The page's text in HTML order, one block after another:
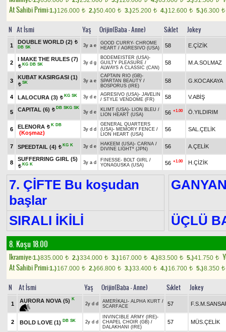
At Sahibi Primi:1.)126.000 t 2.)50.400 t 3.)25.200 t 4.)12.600 t 5.)6.300 t
N At İsmi Yaş Orijin(Baba - Anne) Sıklet Jokey
1
DOUBLE WORLD (2) t
DB SK 3y a e GOOD CURRY- CHROME
HEART / AGRESIVO (USA) 58 E.ÇİZİK
2
I MAKE THE RULES (7)
t KG DB SK 3y d g
BODEMEISTER (USA)-
GUILTY PLEASURE /
ALWAYS A CLASSIC (CAN)
58 M.A.SOLMAZ
3
KUBAT KASIRGASI (1)
t SK 3y a e
CAPTAIN RIO (GB)-
SPARTAN BEAUTY /
BOSPORUS (IRE)
58 G.KOCAKAYA
4 LALOCURA (3) t KG SK 3y d e AGRESIVO (USA)- JAVELIN
/ STYLE VENDOME (FR) 58 V.ABİŞ
5 CAPITAL (6) t DB SKG SK
3y d e KLIMT (USA)- LION BLEU /
LION HEART (USA)
56 +1.00 Ö.YILDIRIM
6 ELENORA t K DB
(Koşmaz)
3y d d
GENERAL QUARTERS
(USA)- MEMORY FENCE /
LION HEART (USA)
56 SAL.ÇELİK
7 SPEEDTAIL (4) t KG K 3y d e HAKEEM (USA)- CARNA /
DIVINE LIGHT* (JPN)
56 A.ÇELİK
8
SUFFERRING GIRL (5)
t KG K 3y a d FINESSE- BOLT GIRL /
YONAGUSKA (USA)
56 +1.00 H.ÇİZİK
7. ÇİFTE Bu koşudan
başlar
SIRALI İKİLİ ÜÇLÜ
8. Koşu 18.00
Ikramiye:1.)835.000 t 2.)334.000 t 3.)167.000 t 4.)83.500 t 5.)41.750 t
At Sahibi Primi:1.)167.000 t 2.)66.800 t 3.)33.400 t 4.)16.700 t 5.)8.350 t
N At İsmi Yaş Orijin(Baba - Anne) Sıklet Jokey
1
AURORA NOVA (5) K
2y d d AMERİKALI - ALPHA KURT /
SCARFACE
57
2 BOLD LOVE (1) DB SK 2y d d
INVINCIBLE ARMY (IRE)-
CHAPEL CHOIR (GB) /
DALAKHANI (IRE)
57 MÜS.ÇELİK